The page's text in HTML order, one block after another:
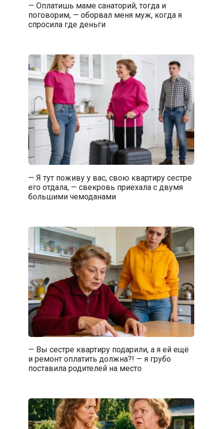
— Оплатишь маме санаторий, тогда и
поговорим, — оборвал меня муж, когда я
спросила где деньги
— Я тут поживу у вас, свою квартиру сестре
его отдала, — свекровь приехала с двумя
большими чемоданами
— Вы сестре квартиру подарили, а я ей ещё
и ремонт оплатить должна?! — я грубо
поставила родителей на место